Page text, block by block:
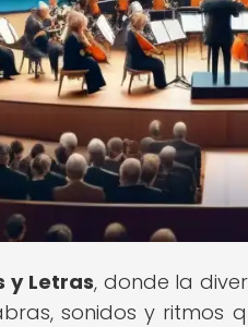
y Letras, donde la
sonidos y ritmos